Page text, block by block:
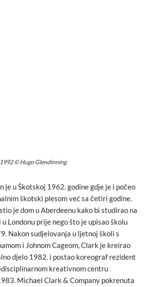
© Hugo Glendinning
je u Škotskoj 1962. godine gdje je i počeo
škotski plesom već sa četiri godine.
je dom u Aberdeenu kako bi studirao na
Londonu prije nego što je upisao školu
Nakon sudjelovanja u ljetnoj školi s
i Johnom Cageom, Clark je kreirao
djelo 1982. i postao koreograf rezident
kreativnom centru
Michael Clark & Company pokrenuta